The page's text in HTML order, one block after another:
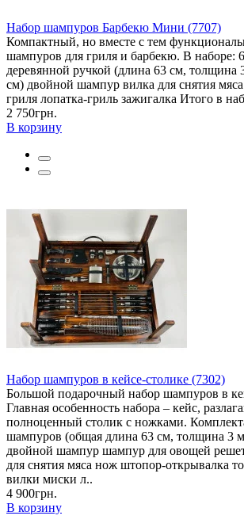
Набор шампуров Барбекю Мини (7707)
Компактный, но вместе с тем
шампуров для гриля и барбекю. В наборе:
деревянной ручкой (длина 63 см,
см) двойной шампур вилка для снятия
гриля лопатка-гриль зажигалка Итого в
2 750грн.
В корзину
Набор шампуров в кейсе-столике (7302)
Большой подарочный набор шампуров в
Главная особенность набора – кейс,
полноценный столик с ножками.
шампуров (общая длина 63 см, толщина 3
двойной шампур шампур для овощей
для снятия мяса нож штопор-открывалка
вилки миски л..
4 900грн.
В корзину